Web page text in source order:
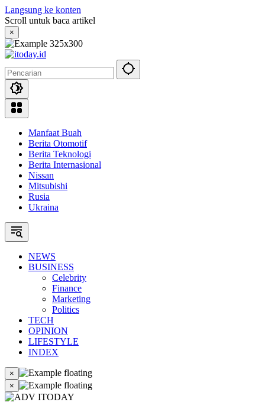
Langsung ke konten
Scroll untuk baca artikel
×
Manfaat Buah
Berita Otomotif
Berita Teknologi
Berita Internasional
Nissan
Mitsubishi
Rusia
Ukraina
NEWS
BUSINESS
Celebrity
Finance
Marketing
Politics
TECH
OPINION
LIFESTYLE
INDEX
×
×